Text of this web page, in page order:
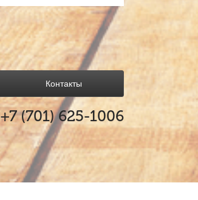
Контакты
+7 (701)625-1006